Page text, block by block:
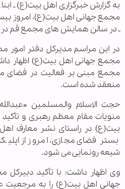
به گزارش خبرگزاری اهل بیت(ع) ـ ابنا
ـ در سالن همایش های مجمع قم در
در این مراسم مدیرکل دفتر امور
مجمع جهانی اهل بیت(ع) اظهار
مجمع مبنی بر فعالیت در فضای
منعقد شده است.
حجت الاسلام والمسلمین
منویات مقام معظم رهبری و
بیت(ع) در راستای نشر معارف
بستر فضای مجازی، امروز از
شیعه رونمایی می شود.
وی اظهار داشت: با تأکید
جهانی اهل بیت(ع) را به مرجعیت